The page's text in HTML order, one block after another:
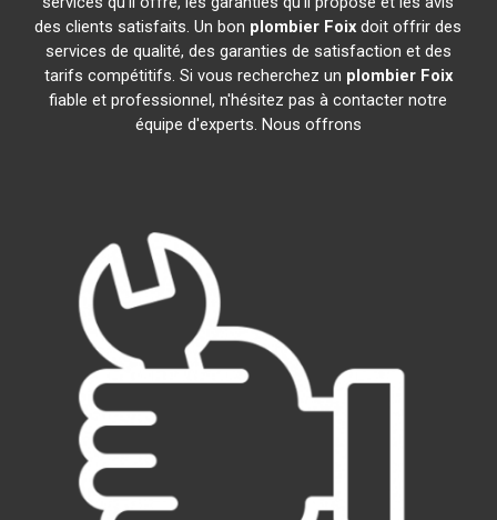
des clients satisfaits. Un bon plombier Foix doit offrir des
services de qualité, des garanties de satisfaction et des
tarifs compétitifs. Si vous recherchez un plombier Foix
fiable et professionnel, n'hésitez pas à contacter notre
équipe d'experts. Nous offrons